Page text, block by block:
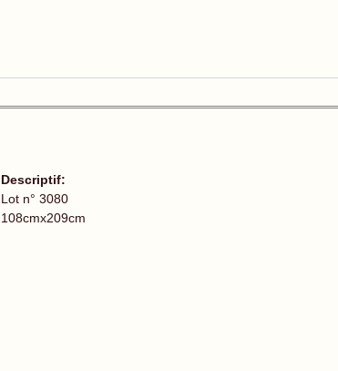
Descriptif:
Lot n° 3080
108cmx209cm